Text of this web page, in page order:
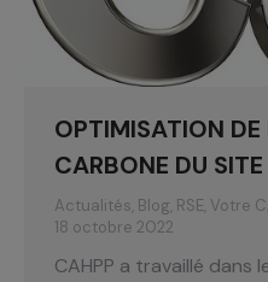
OPTIMISATION DE
CARBONE DU
Actualités, Blog, RSE, Votre
18 octobre 2022
CAHPP a travaillé dans